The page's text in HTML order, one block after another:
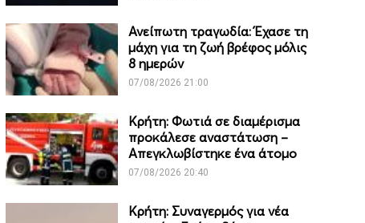
Ανείπωτη τραγωδία: Έχασε τη
μάχη για τη ζωή βρέφος μόλις
8 ημερών
07/08/2026 21:00
Κρήτη: Φωτιά σε διαμέρισμα
προκάλεσε αναστάτωση –
Απεγκλωβίστηκε ένα άτομο
07/08/2026 20:40
Κρήτη: Συναγερμός για νέα